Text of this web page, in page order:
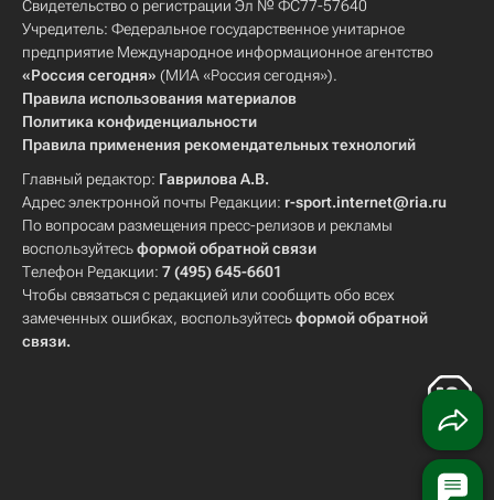
Свидетельство о регистрации Эл № ФС77-57640
Учредитель: Федеральное государственное унитарное
предприятие Международное информационное агентство
«Россия сегодня» (МИА «Россия сегодня»).
Правила использования материалов
Политика конфиденциальности
Правила применения рекомендательных технологий
Главный редактор: Гаврилова А.В.
Адрес электронной почты Редакции: r-sport.internet@ria.ru
По вопросам размещения пресс-релизов и рекламы
воспользуйтесьформой обратной связи
Телефон Редакции: 7 (495) 645-6601
Чтобы связаться с редакцией или сообщить обо всех
замеченных ошибках, воспользуйтесьформой обратной
связи.